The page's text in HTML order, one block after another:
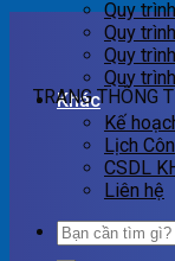
Quy
Quy
Quy
Quy
Khác
Kế
Lịch
CSDL
Liên hệ
TRANG THÔNG